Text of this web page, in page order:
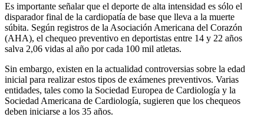
Es importante señalar que el deporte de alta intensidad es sólo el
disparador final de la cardiopatía de base que lleva a la muerte
súbita. Según registros de la Asociación Americana del Corazón
(AHA), el chequeo preventivo en deportistas entre 14 y 22 años
salva 2,06 vidas al año por cada 100 mil atletas.
Sin embargo, existen en la actualidad controversias sobre la edad
inicial para realizar estos tipos de exámenes preventivos. Varias
entidades, tales como la Sociedad Europea de Cardiología y la
Sociedad Americana de Cardiología, sugieren que los chequeos
deben iniciarse a los 35 años.